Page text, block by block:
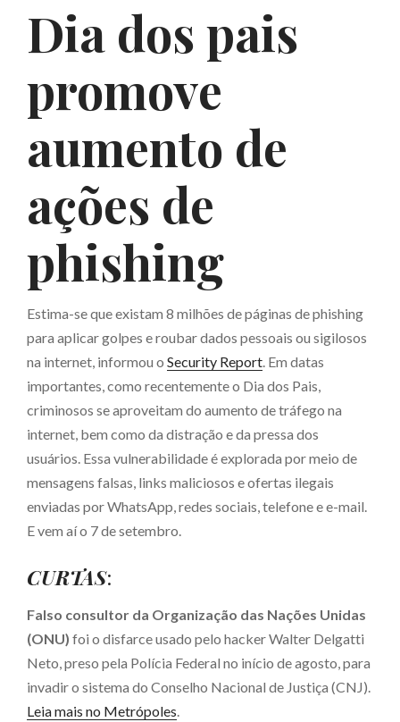
Dia dos pais
promove
aumento de
ações de
phishing
Estima-se que existam 8 milhões de páginas de phishing
para aplicar golpes e roubar dados pessoais ou sigilosos
na internet, informou o Security Report. Em datas
importantes, como recentemente o Dia dos Pais,
criminosos se aproveitam do aumento de tráfego na
internet, bem como da distração e da pressa dos
usuários. Essa vulnerabilidade é explorada por meio de
mensagens falsas, links maliciosos e ofertas ilegais
enviadas por WhatsApp, redes sociais, telefone e e-mail.
E vem aí o 7 de setembro.
CURTAS:
Falso consultor da Organização das Nações Unidas
(ONU) foi o disfarce usado pelo hacker Walter Delgatti
Neto, preso pela Polícia Federal no início de agosto, para
invadir o sistema do Conselho Nacional de Justiça (CNJ).
Leia mais no Metrópoles.